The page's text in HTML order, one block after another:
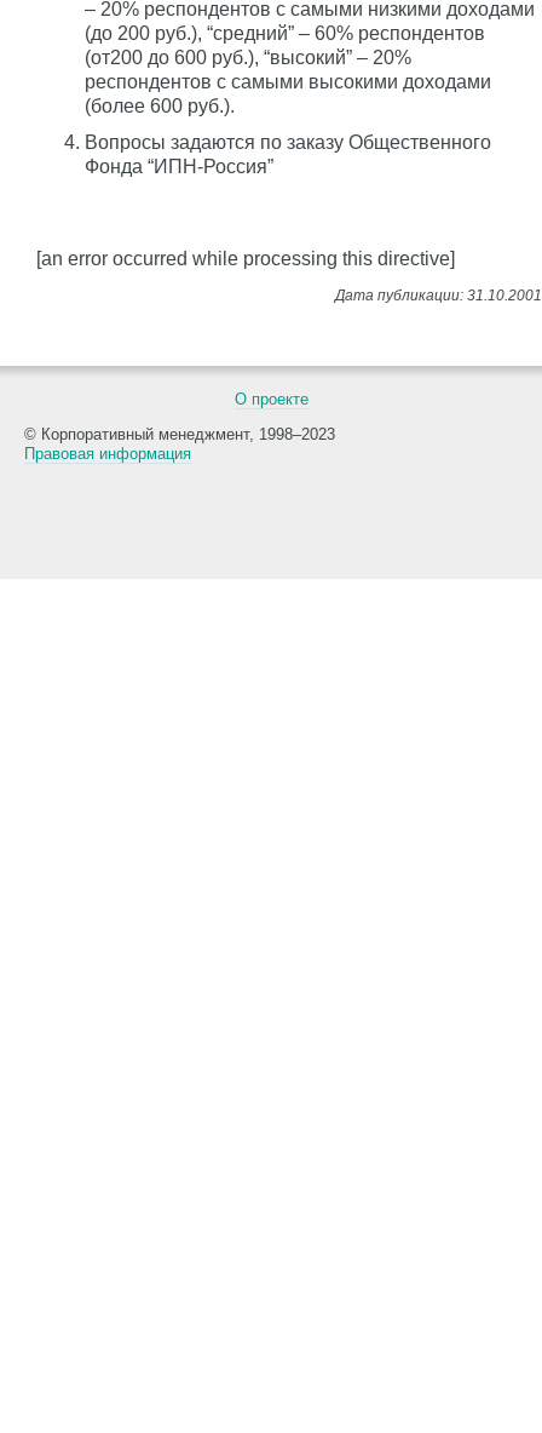
– 20% респондентов с самыми низкими доходами
(до 200 руб.), “средний” – 60% респондентов
(от200 до 600 руб.), “высокий” – 20%
респондентов с самыми высокими доходами
(более 600 руб.).
Вопросы задаются по заказу Общественного
Фонда “ИПН-Россия”
[an error occurred while processing this directive]
О проекте
© Корпоративный менеджмент, 1998–2023
Правовая информация